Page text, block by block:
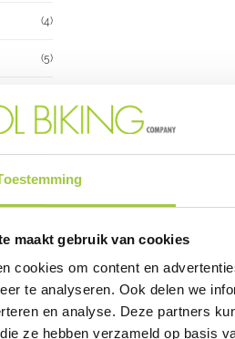
maakt gebruik van cookies
cookies om content en
te analyseren. Ook delen we
en analyse. Deze partners
ze hebben verzameld op basis
(4)
(5)
(7)
(8)